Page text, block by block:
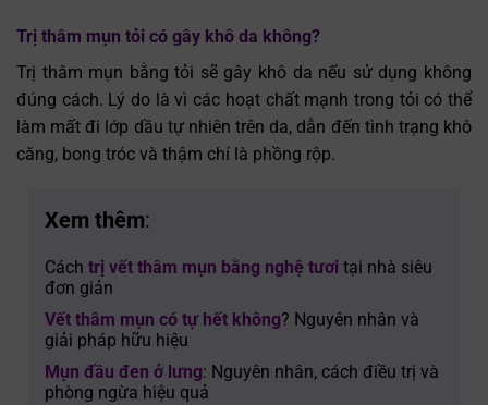
Trị thâm mụn tỏi có gây khô da không?
Trị thâm mụn bằng tỏi sẽ gây khô da nếu sử dụng không
đúng cách. Lý do là vì các hoạt chất mạnh trong tỏi có thể
làm mất đi lớp dầu tự nhiên trên da, dẫn đến tình trạng khô
căng, bong tróc và thậm chí là phồng rộp.
Xem thêm:
Cách trị vết thâm mụn bằng nghệ tươi tại nhà siêu
đơn giản
Vết thâm mụn có tự hết không? Nguyên nhân và
giải pháp hữu hiệu
Mụn đầu đen ở lưng: Nguyên nhân, cách điều trị và
phòng ngừa hiệu quả